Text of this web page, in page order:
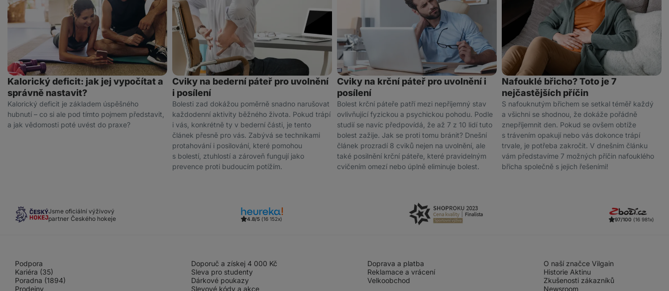
Kalorický deficit: jak jej vypočítat a
správně nastavit?
Kalorický deficit je základem úspěšného
hubnutí – co si ale pod tímto pojmem představit,
a jak vědomosti poté uvést do praxe?
Cviky na bederní páteř pro uvolnění
i posílení
Bolesti zad dokážou poměrně snadno narušovat
každodenní aktivity běžného života. Pokud trápí
i vás, konkrétně ty v bederní části, je tento
článek přesně pro vás. Zabývá se technikami
protahování i posilování, které pomohou
s bolestí, ztuhlostí a zároveň fungují jako
prevence proti budoucím potížím.
Cviky na krční páteř pro uvolnění i
posílení
Bolest krční páteře patří mezi nepříjemný stav
ovlivňující fyzickou a psychickou pohodu. Podle
studií se navíc předpovídá, že až 7 z 10 lidí tuto
bolest zažije. Jak se proti tomu bránit? Dnešní
článek prozradí 8 cviků nejen na uvolnění, ale
také posilnění krční páteře, které pravidelným
cvičením omezí nebo úplně eliminuje bolest.
Nafouklé břicho? Toto je 7
nejčastějších příčin
S nafouknutým břichem se setkal téměř každý
a všichni se shodnou, že dokáže pořádně
znepříjemnit den. Pokud se ovšem obtíže
s trávením opakují nebo vás dokonce trápí
trvale, je potřeba zakročit. V dnešním článku
vám představíme 7 možných příčin nafouklého
břicha společně s jejich řešeními!
Jsme oficiální výživový
partner Českého hokeje
4.8/5 (16 152x) 97/100 (16 981x)
Podpora
Kariéra (35)
Poradna (1894)
Prodejny
Doporuč a získej 4 000 Kč
Sleva pro studenty
Dárkové poukazy
Slevové kódy a akce
Doprava a platba
Reklamace a vrácení
Velkoobchod
O naší značce Vilgain
Historie Aktinu
Zkušenosti zákazníků
Newsroom